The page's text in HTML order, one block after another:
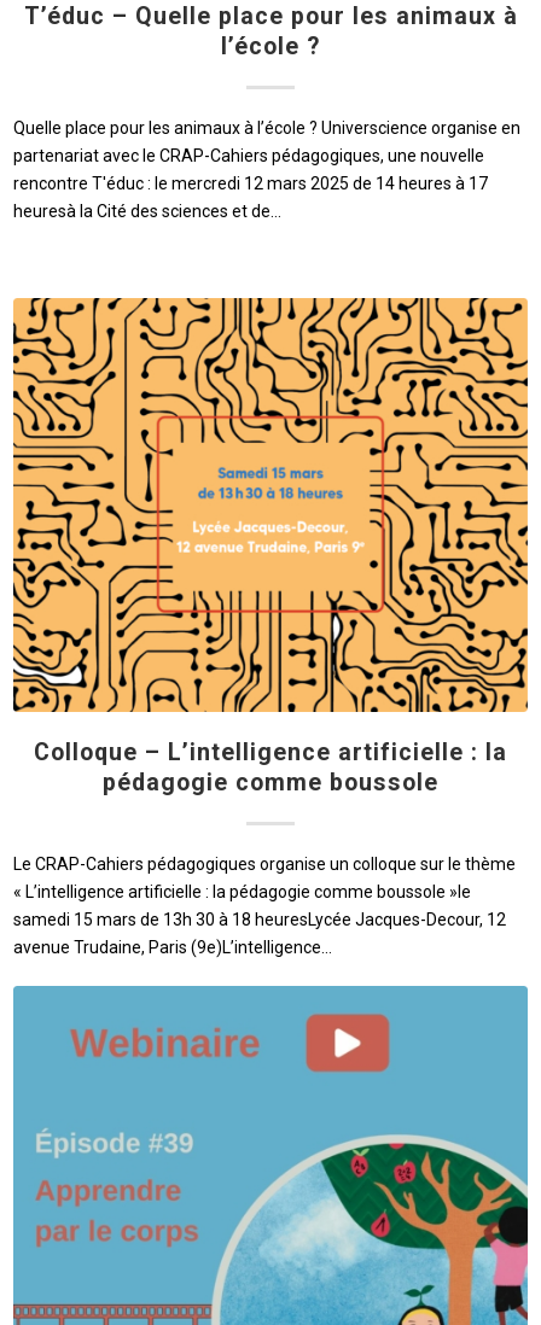
T’éduc – Quelle place pour les animaux à
l’école ?
Quelle place pour les animaux à l’école ? Universcience organise en
partenariat avec le CRAP-Cahiers pédagogiques, une nouvelle
rencontre T'éduc : le mercredi 12 mars 2025 de 14 heures à 17
heuresà la Cité des sciences et de…
Colloque – L’intelligence artificielle : la
pédagogie comme boussole
Le CRAP-Cahiers pédagogiques organise un colloque sur le thème
« L’intelligence artificielle : la pédagogie comme boussole »le
samedi 15 mars de 13h 30 à 18 heuresLycée Jacques-Decour, 12
avenue Trudaine, Paris (9e)L’intelligence…